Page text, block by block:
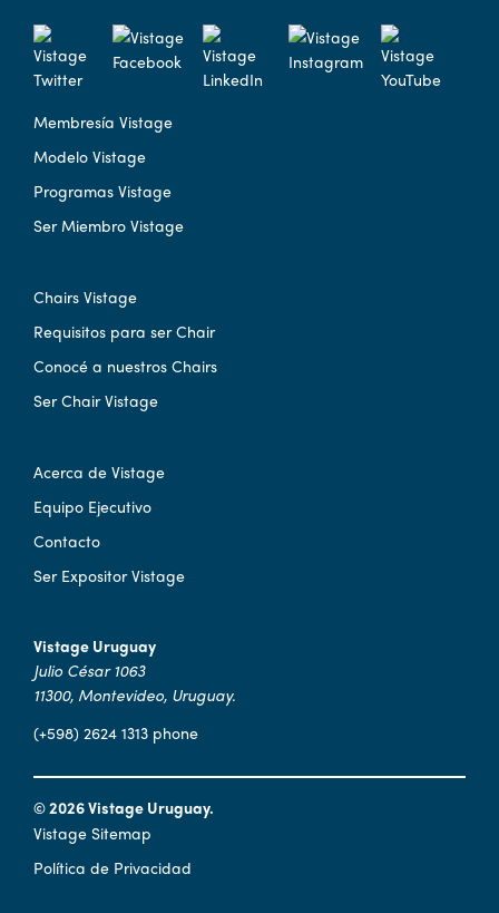
Membresía Vistage
Modelo Vistage
Programas Vistage
Ser Miembro Vistage
Chairs Vistage
Requisitos para ser Chair
Conocé a nuestros Chairs
Ser Chair Vistage
Acerca de Vistage
Equipo Ejecutivo
Contacto
Ser Expositor Vistage
Vistage Uruguay
Julio César 1063
11300, Montevideo, Uruguay.
(+598) 2624 1313 phone
© 2026 Vistage Uruguay.
Vistage Sitemap
Política de Privacidad